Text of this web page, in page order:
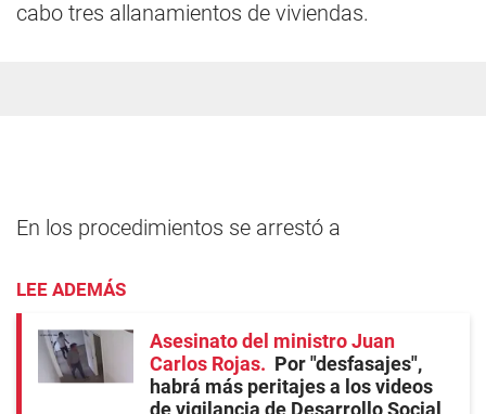
cabo tres allanamientos de viviendas.
En los procedimientos se arrestó a
LEE ADEMÁS
Asesinato del ministro Juan
Carlos Rojas
Por "desfasajes",
habrá más peritajes a los videos
de vigilancia de Desarrollo Social